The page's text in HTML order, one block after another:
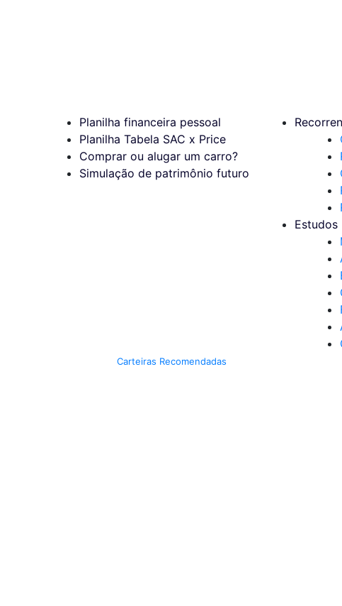
Planilha financeira pessoal
Planilha Tabela SAC x Price
Comprar ou alugar um carro?
Simulação de patrimônio futuro
Estudos
Carteiras Recomendadas